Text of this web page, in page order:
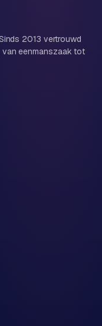
project
2013 vertrouwd
van eenmanszaak tot